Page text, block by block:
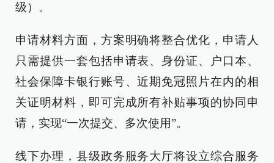
级）。
申请材料方面，方案明确将整合优化，申请人
只需提供一套包括申请表、身份证、户口本、
社会保障卡银行账号、近期免冠照片在内的相
关证明材料，即可完成所有补贴事项的协同申
请，实现“一次提交、多次使用”。
线下办理，县级政务服务大厅将设立综合服务